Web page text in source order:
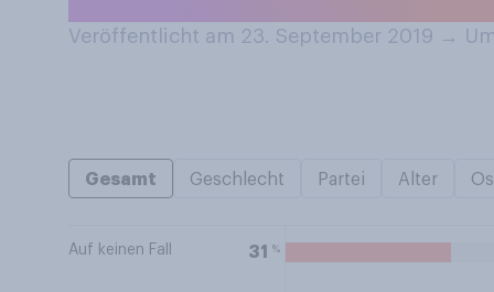
Veröffentlicht am 23. September 2019 →
Gesamt Geschlecht Partei Alter
Auf keinen Fall 31 %